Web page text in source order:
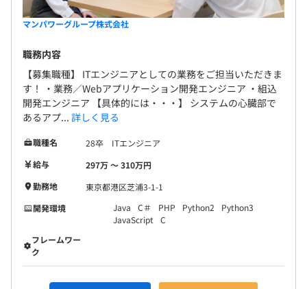
マンパワーグループ株式会社
職務内容
【募集職種】 ITエンジニアとしての業務をご担当いただきま
す！ ・業務／Webアプリケーション開発エンジニア ・組込
開発エンジニア 【具体的には・・・】 システムの心臓部で
あるアプ... 詳しく見る
職種名
28卒 ITエンジニア
給与
297万 〜 310万円
勤務地
東京都港区芝浦3-1-1
開発環境
Java C＃ PHP Python2
Python3
JavaScript
C
フレームワー
ク